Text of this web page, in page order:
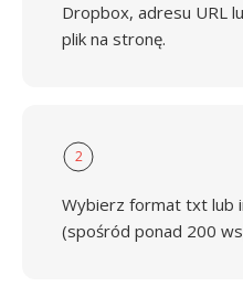
Dropbox, adresu URL
plik na stronę.
2
Wybierz format txt lub
(spośród ponad 200